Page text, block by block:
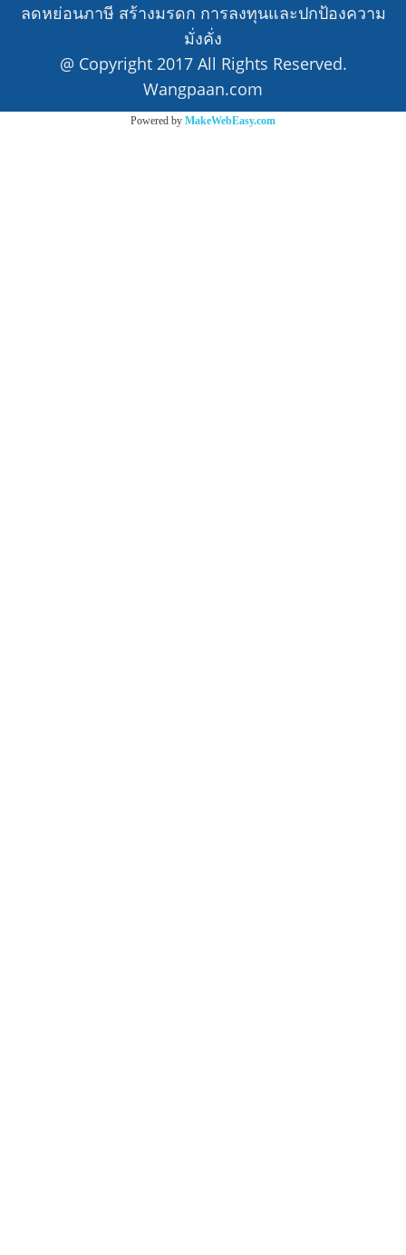
ลดหย่อนภาษี สร้างมรดก การลงทุนและปกป้องความ
มั่งคั่ง
@ Copyright 2017 All Rights Reserved.
Wangpaan.com
Powered by MakeWebEasy.com